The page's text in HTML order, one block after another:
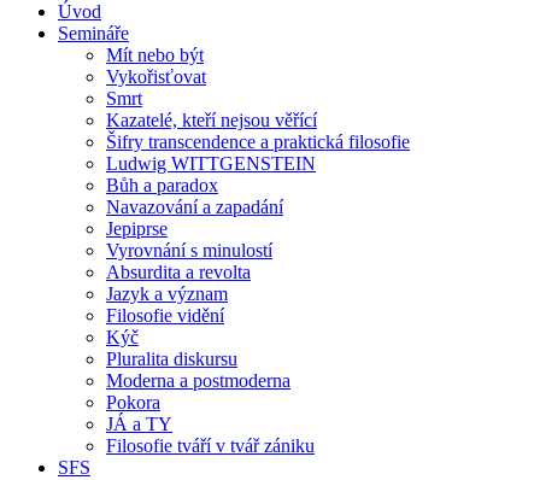
Úvod
Semináře
Mít nebo být
Vykořisťovat
Smrt
Kazatelé, kteří nejsou věřící
Šifry transcendence a praktická filosofie
Ludwig WITTGENSTEIN
Bůh a paradox
Navazování a zapadání
Jepiprse
Vyrovnání s minulostí
Absurdita a revolta
Jazyk a význam
Filosofie vidění
Kýč
Pluralita diskursu
Moderna a postmoderna
Pokora
JÁ a TY
Filosofie tváří v tvář zániku
SFS